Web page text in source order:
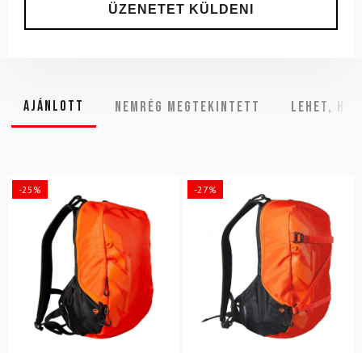
Ajánlott NEMRÉG MEGTEKINTETT Lehet,
-25% -27%